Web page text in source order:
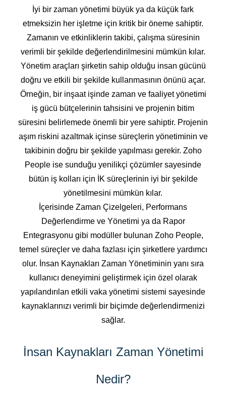
İyi bir zaman yönetimi büyük ya da küçük fark
etmeksizin her işletme için kritik bir öneme sahiptir.
Zamanın ve etkinliklerin takibi, çalışma süresinin
verimli bir şekilde değerlendirilmesini mümkün kılar.
Yönetim araçları şirketin sahip olduğu insan gücünü
doğru ve etkili bir şekilde kullanmasının önünü açar.
Örneğin, bir inşaat işinde zaman ve faaliyet yönetimi
iş gücü bütçelerinin tahsisini ve projenin bitim
süresini belirlemede önemli bir yere sahiptir. Projenin
aşım riskini azaltmak içinse süreçlerin yönetiminin ve
takibinin doğru bir şekilde yapılması gerekir. Zoho
People ise sunduğu yenilikçi çözümler sayesinde
bütün iş kolları için İK süreçlerinin iyi bir şekilde
yönetilmesini mümkün kılar.
İçerisinde Zaman Çizelgeleri, Performans
Değerlendirme ve Yönetimi ya da Rapor
Entegrasyonu gibi modüller bulunan Zoho People,
temel süreçler ve daha fazlası için şirketlere yardımcı
olur. İnsan Kaynakları Zaman Yönetiminin yanı sıra
kullanıcı deneyimini geliştirmek için özel olarak
yapılandırılan etkili vaka yönetimi sistemi sayesinde
kaynaklarınızı verimli bir biçimde değerlendirmenizi
sağlar.
İnsan Kaynakları Zaman Yönetimi
Nedir?